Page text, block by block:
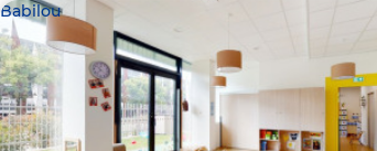
Babilou